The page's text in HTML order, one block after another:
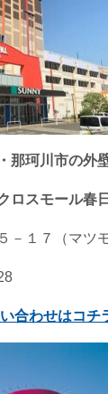
那珂川市の外
ロスモール春
－１７（マツ
合わせはコチ